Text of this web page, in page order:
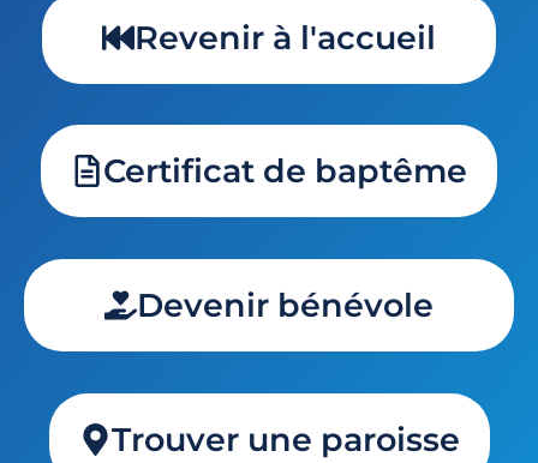
Revenir à l'accueil
Certificat de baptême
Devenir bénévole
Trouver une paroisse